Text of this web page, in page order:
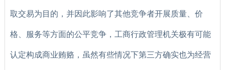
取交易为目的，并因此影响了其他竞争者开展质量、价
格、服务等方面的公平竞争，工商行政管理机关极有可能
认定构成商业贿赂，虽然有些情况下第三方确实也为经营